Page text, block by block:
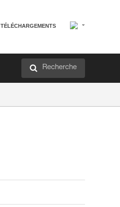
TÉLÉCHARGEMENTS
Recherche